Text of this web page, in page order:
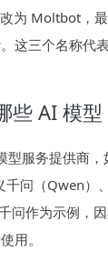
为 Moltbot，
这三个名称代
些 AI 模型
型服务提供商
千问（Qwen）
问作为示例，
用。